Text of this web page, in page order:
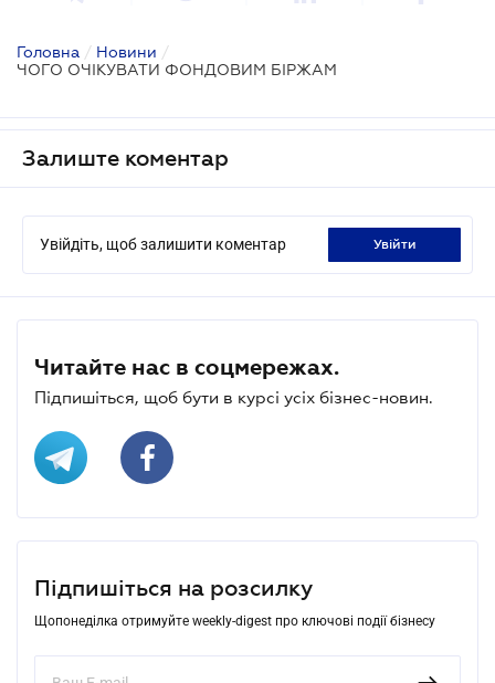
Головна / Новини /
ЧОГО ОЧІКУВАТИ ФОНДОВИМ БІРЖАМ
Залиште коментар
Увійдіть, щоб залишити коментар увійти
Читайте нас в соцмережах.
Підпишіться, щоб бути в курсі усіх бізнес-новин.
Підпишіться на розсилку
Щопонеділка отримуйте weekly-digest про ключові події бізнесу